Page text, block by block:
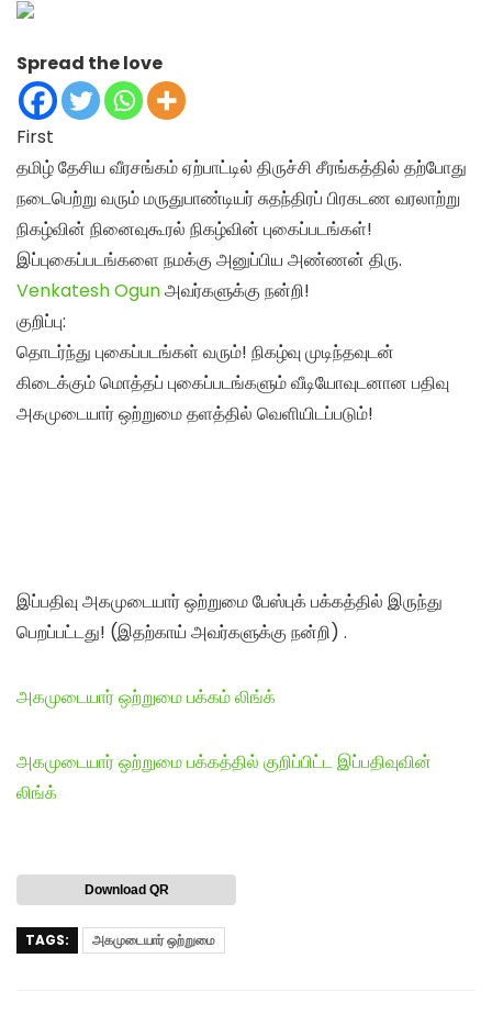
Spread the love
First
தமிழ் தேசிய வீரசங்கம் ஏற்பாட்டில் திருச்சி சீரங்கத்தில் தற்போது
நடைபெற்று வரும் மருதுபாண்டியர் சுதந்திரப் பிரகடண வரலாற்று
நிகழ்வின் நினைவுகூரல் நிகழ்வின் புகைப்படங்கள்!
இப்புகைப்படங்களை நமக்கு அனுப்பிய அண்ணன் திரு.
Venkatesh Ogunஅவர்களுக்கு நன்றி!
குறிப்பு:
தொடர்ந்து புகைப்படங்கள் வரும்! நிகழ்வு முடிந்தவுடன்
கிடைக்கும் மொத்தப் புகைப்படங்களும் வீடியோவுடனான பதிவு
அகமுடையார் ஒற்றுமை தளத்தில் வெளியிடப்படும்!
இப்பதிவு அகமுடையார் ஒற்றுமை பேஸ்புக் பக்கத்தில் இருந்து
பெறப்பட்டது! (இதற்காய் அவர்களுக்கு நன்றி) .
அகமுடையார் ஒற்றுமை பக்கம் லிங்க்
அகமுடையார் ஒற்றுமை பக்கத்தில் குறிப்பிட்ட இப்பதிவுவின்
லிங்க்
Download QR
TAGS: அகமுடையார் ஒற்றுமை